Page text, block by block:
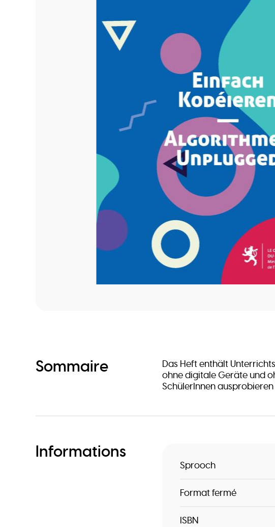
Sommaire
Das Heft enthält
ohne digitale Geräte und
SchülerInnen ausprobieren
Informations
Sprooch
Format fermé
ISBN